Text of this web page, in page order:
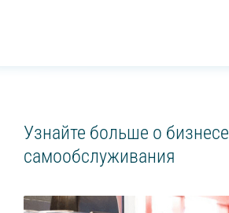
Узнайте больше о бизнесе
самообслуживания